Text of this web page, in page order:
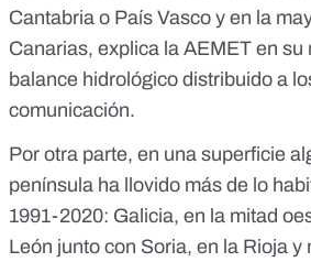
Cantabria o País Vasco y en la
Canarias, explica la AEMET en su
balance hidrológico distribuido a
comunicación.
Por otra parte, en una superficie
península ha llovido más de lo
1991-2020: Galicia, en la mitad
León junto con Soria, en la Rioja y